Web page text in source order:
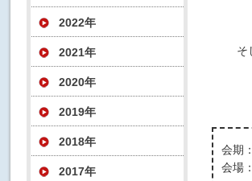
2022年
2021年
2020年
2019年
2018年
2017年
そ
会期
会場：